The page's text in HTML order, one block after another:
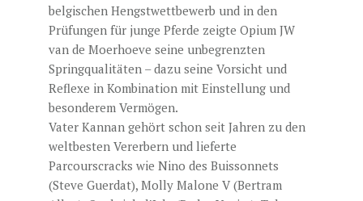
belgischen Hengstwettbewerb und in den
Prüfungen für junge Pferde zeigte Opium JW
van de Moerhoeve seine unbegrenzten
Springqualitäten – dazu seine Vorsicht und
Reflexe in Kombination mit Einstellung und
besonderem Vermögen.
Vater Kannan gehört schon seit Jahren zu den
weltbesten Vererbern und lieferte
Parcourscracks wie Nino des Buissonnets
(Steve Guerdat), Molly Malone V (Bertram